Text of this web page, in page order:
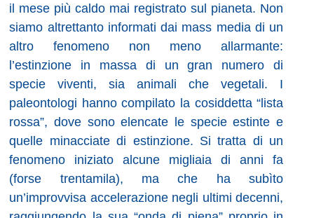
il mese più caldo mai registrato sul pianeta. Non
siamo altrettanto informati dai mass media di un
altro fenomeno non meno allarmante:
l’estinzione in massa di un gran numero di
specie viventi, sia animali che vegetali. I
paleontologi hanno compilato la cosiddetta “lista
rossa”, dove sono elencate le specie estinte e
quelle minacciate di estinzione. Si tratta di un
fenomeno iniziato alcune migliaia di anni fa
(forse trentamila), ma che ha subìto
un’improvvisa accelerazione negli ultimi decenni,